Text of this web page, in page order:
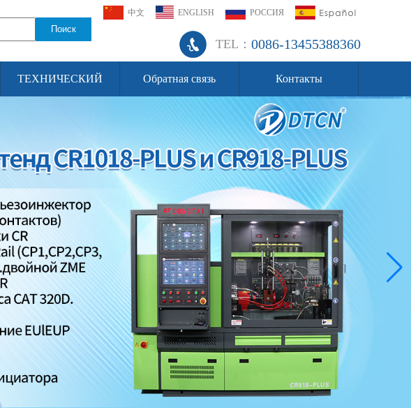
Поиск
中文 ENGLISH РОССИЯ
TEL： 0086-13455388360
ТЕХНИЧЕСКИЙ Обратная связь Контакты